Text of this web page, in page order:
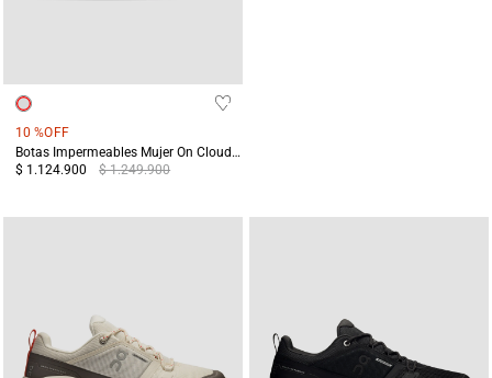
10 %OFF
Botas Impermeables Mujer On Cloudrock Mid WP Gris/Blanco
$ 1.124.900
$ 1.249.900